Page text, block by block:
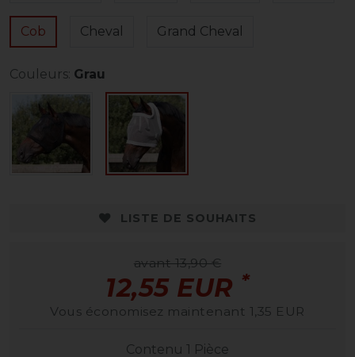
Cob Cheval Grand Cheval
Couleurs: Grau
LISTE DE SOUHAITS
avant 13,90 €
12,55 EUR *
Vous économisez maintenant 1,35 EUR
Contenu 1 Pièce